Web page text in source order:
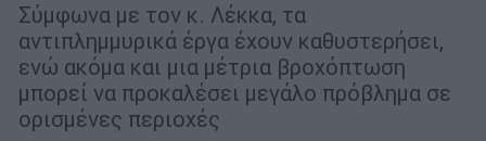
Σύμφωνα με τον κ. Λέκκα, τα
αντιπλημμυρικά έργα έχουν καθυστερήσει,
ενώ ακόμα και μια μέτρια βροχόπτωση
μπορεί να προκαλέσει μεγάλο πρόβλημα σε
ορισμένες περιοχές